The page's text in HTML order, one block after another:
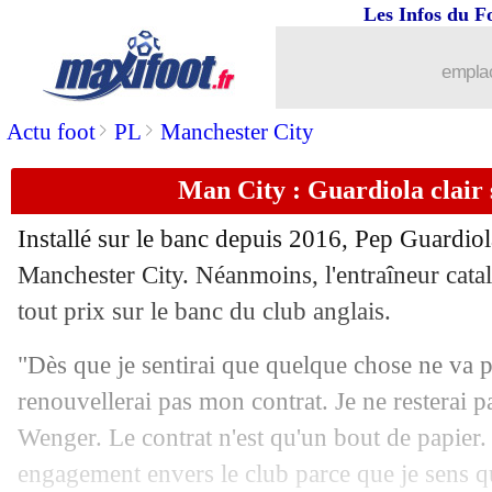
Actu foot> PL > Manchester City
Les Infos du
Man City : Guardiola clair
Installé sur le banc depuis 2016, Pep
Manchester City. Néanmoins, l'entraîneur
tout prix sur le banc du club anglais.
"Dès que je sentirai que quelque chose ne va
renouvellerai pas mon contrat. Je ne resterai
Wenger. Le contrat n'est qu'un bout de
engagement envers le club parce que je sens
Lyon: Sanchez Da Silva prêté à
02/01 Arsenal: un départ historique en
: Nübel n'est pas une option
02/01 L1: Strasbourg-Troyes, les compos
02/01 Al-Nassr: Ronaldo présenté mardi
02/01
02/01 Lille: David moins courtisé depuis la
02/01 : Ramos toujours dans le flou